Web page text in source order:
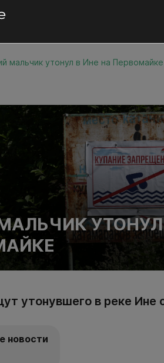
мальчик утонул в Ине на Первомайке
УТОНУЛ
утонувшего в реке Ине
новости